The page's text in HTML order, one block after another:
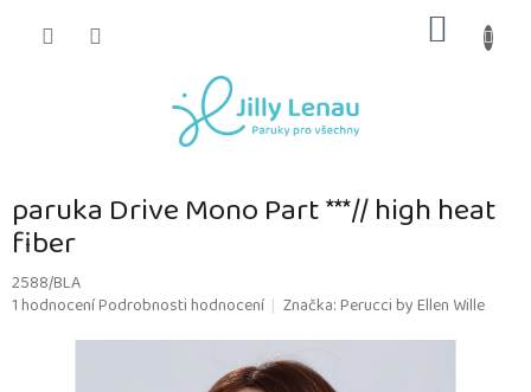
KOŠÍK
paruka Drive Mono Part ***// high heat
fiber
2588/BLA
Průměrné
1 hodnoceníPodrobnosti hodnocení Značka:Perucci by Ellen Wille